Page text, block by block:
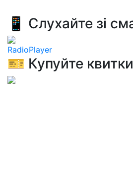
📱 Слухайте зі
RadioPlayer
🎫 Купуйте